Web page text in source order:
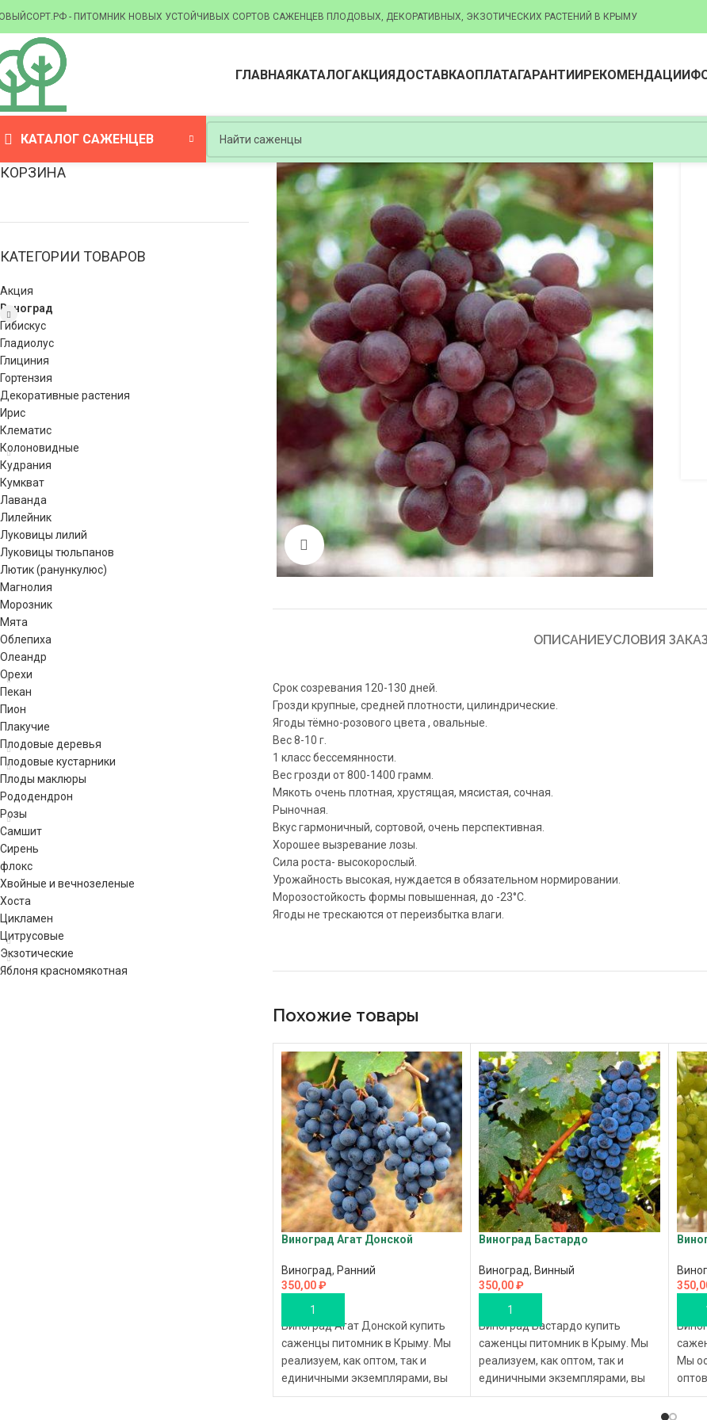
- ПИТОМНИК НОВЫХ УСТОЙЧИВЫХ СОРТОВ САЖЕНЦЕВ ПЛОДОВЫХ, ДЕКОРАТИВНЫХ, ЭКЗОТИЧЕСКИХ РАСТЕНИЙ В КРЫМУ
ГЛАВНАЯКАТАЛОГАКЦИЯДОСТАВКАОПЛАТАГАРАНТИИРЕКОМЕНДАЦИИ
КАТАЛОГ САЖЕНЦЕВ
КОРЗИНА
КАТЕГОРИИ ТОВАРОВ
Акция
Виноград
Гибискус
Гладиолус
Глициния
Гортензия
Декоративные растения
Ирис
Клематис
Колоновидные
Кудрания
Кумкват
Лаванда
Лилейник
Луковицы лилий
Луковицы тюльпанов
Лютик (ранункулюс)
Магнолия
Морозник
Мята
Облепиха
Олеандр
Орехи
Пекан
Пион
Плакучие
Плодовые деревья
Плодовые кустарники
Плоды маклюры
Рододендрон
Розы
Самшит
Сирень
флокс
Хвойные и вечнозеленые
Хоста
Цикламен
Цитрусовые
Экзотические
Яблоня красномякотная
Click to enlarge
ОПИСАНИЕУСЛОВИЯ
Срок созревания 120-130 дней.
Грозди крупные, средней плотности, цилиндрические.
Ягоды тёмно-розового цвета , овальные.
Вес 8-10 г.
1 класс бессемянности.
Вес грозди от 800-1400 грамм.
Мякоть очень плотная, хрустящая, мясистая, сочная.
Рыночная.
Вкус гармоничный, сортовой, очень перспективная.
Хорошее вызревание лозы.
Сила роста- высокорослый.
Урожайность высокая, нуждается в обязательном нормировании.
Морозостойкость формы повышенная, до -23°C.
Ягоды не трескаются от переизбытка влаги.
Похожие товары
Виноград Агат Донской
Виноград, Ранний
350,00₽
В КОРЗИНУ
Виноград Агат Донской купить
саженцы питомник в Крыму. Мы
реализуем, как оптом, так и
единичными экземплярами, вы
приобретаете саженцы по
Виноград Бастардо
Виноград, Винный
350,00₽
В КОРЗИНУ
Виноград Бастардо купить
саженцы питомник в Крыму. Мы
реализуем, как оптом, так и
единичными экземплярами, вы
покупаете саженцы по по ценам
В
Мы